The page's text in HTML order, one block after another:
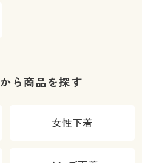
ら商品を探す
女性下着